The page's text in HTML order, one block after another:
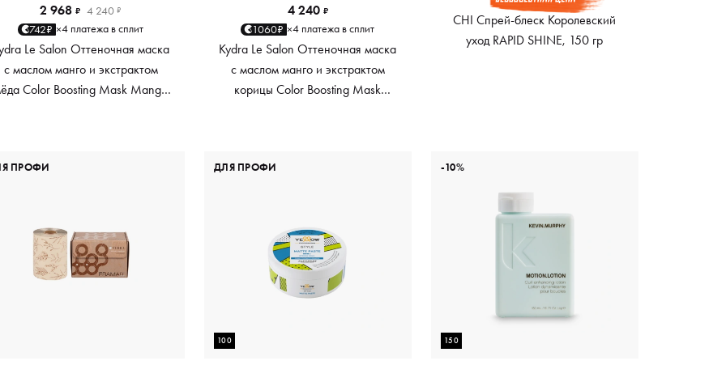
2 968 ₽ 4 240 ₽
742₽ ×4 платежа в сплит
Le Salon Оттеночная маска
с маслом манго и экстрактом
Color Boosting Mask Mango
4 240 ₽
1060₽ ×4 платежа в сплит
Kydra Le Salon Оттеночная маска
с маслом манго и экстрактом
корицы Color Boosting Mask
CHI Спрей-блеск Королевский
уход RAPID SHINE, 150 гр
ПРОФИ
100
ДЛЯ ПРОФИ
150
-10%